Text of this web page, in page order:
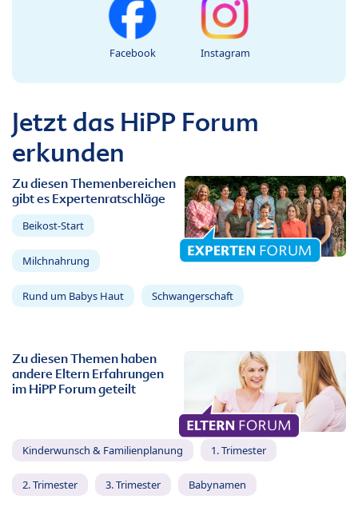
Facebook Instagram
Jetzt das HiPP Forum
erkunden
Zu diesen Themenbereichen
gibt es Expertenratschläge
Beikost-Start
Milchnahrung
Rund um Babys Haut Schwangerschaft
Zu diesen Themen haben
andere Eltern Erfahrungen
im HiPP Forum geteilt
Kinderwunsch & Familienplanung 1. Trimester
2. Trimester 3. Trimester Babynamen